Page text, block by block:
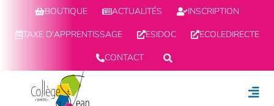
BOUTIQUE ACTUALITÉS
INSCRIPTION
TAXE D'APPRENTISSAGE
ESIDOC
ECOLEDIRECTE
CONTACT